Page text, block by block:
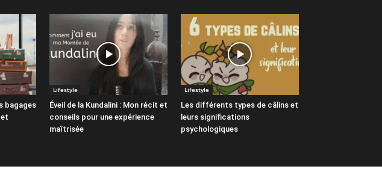
bagages
Lifestyle
Éveil de la Kundalini : Mon récit et
conseils pour une expérience
maîtrisée
Lifestyle
Les différents types de câlins et
leurs significations
psychologiques